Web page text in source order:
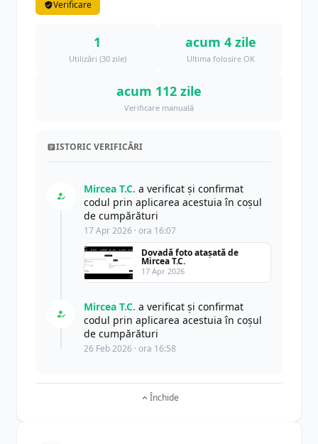
Verificare
1
Utilizări (30 zile)
acum 4 zile
Ultima folosire OK
acum 112 zile
Verificare manuală
ISTORIC VERIFICĂRI
Mircea T.C. a verificat și confirmat
codul prin aplicarea acestuia în coșul
de cumpărături
17 Apr 2026 · ora 16:07
Dovadă foto atașată de
Mircea T.C.
17 Apr 2026
Mircea T.C. a verificat și confirmat
codul prin aplicarea acestuia în coșul
de cumpărături
26 Feb 2026 · ora 16:58
Închide